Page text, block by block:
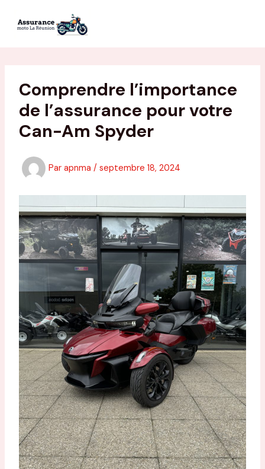
Comprendre l’importance
de l’assurance pour votre
Can-Am Spyder
Par apnma / septembre 18, 2024